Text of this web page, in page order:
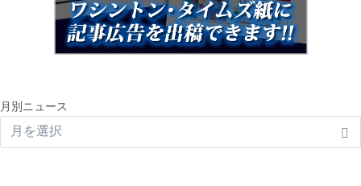
月別ニュース